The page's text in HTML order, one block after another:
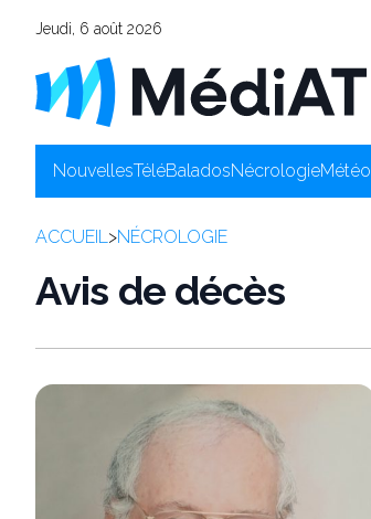
Jeudi, 6 août 2026
NouvellesTéléBaladosNécrologieMétéo
ACCUEIL>NÉCROLOGIE
Avis de décès